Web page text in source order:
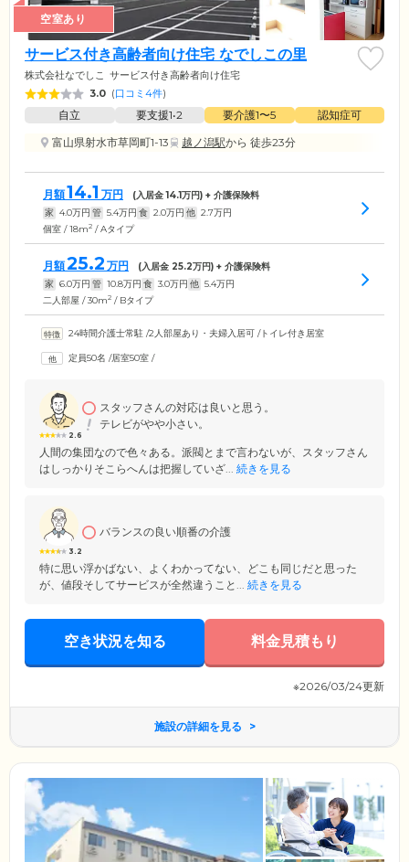
空室あり
サービス付き高齢者向け住宅 なでしこの里
株式会社なでしこ サービス付き高齢者向け住宅
3.0 (口コミ4件)
自立 要支援1•2 要介護1〜5
認知症可
富山県射水市草岡町1-13
越ノ潟駅から 徒歩23分
月額14.1 万円 (入居金14.1万円) + 介護保険料
家 4.0万円 管 5.4万円 食 2.0万円 他 2.7万円
個室 / 18m2 / Aタイプ
月額25.2 万円 (入居金 25.2万円) + 介護保険料
家 6.0万円 管 10.8万円 食 3.0万円 他 5.4万円
二人部屋 / 30m2 / Bタイプ
24時間介護士常駐 /2人部屋あり・夫婦入居可 /トイレ付き居室
定員50名 /居室50室 /
2.6
スタッフさんの対応は良いと思う。
テレビがやや小さい。
人間の集団なので色々ある。派閥とまで言わないが、スタッフさん
はしっかりそこらへんは把握していざ... 続きを見る
3.2
バランスの良い順番の介護
特に思い浮かばない、よくわかってない、どこも同じだと思った
が、値段そしてサービスが全然違うこと... 続きを見る
空き状況を知る 料金見積もり
※2026/03/24更新
施設の詳細を見る